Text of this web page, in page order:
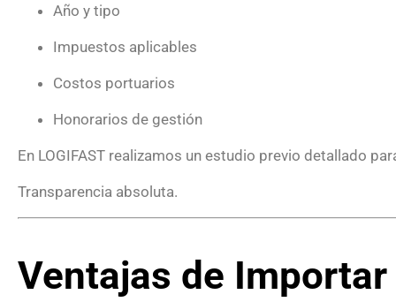
Año y tipo
Impuestos aplicables
Costos portuarios
Honorarios de gestión
En LOGIFAST realizamos un estudio previo detallado
Transparencia absoluta.
Ventajas de